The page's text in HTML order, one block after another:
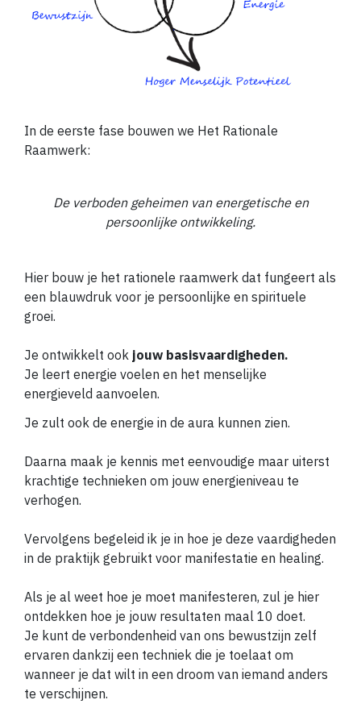
In de eerste fase bouwen we Het Rationale
Raamwerk:
De verboden geheimen van energetische en
persoonlijke ontwikkeling.
Hier bouw je het rationele raamwerk dat fungeert als
een blauwdruk voor je persoonlijke en spirituele
groei.
Je ontwikkelt ook jouw basisvaardigheden.
Je leert energie voelen en het menselijke
energieveld aanvoelen.
Je zult ook de energie in de aura kunnen zien.
Daarna maak je kennis met eenvoudige maar uiterst
krachtige technieken om jouw energieniveau te
verhogen.
Vervolgens begeleid ik je in hoe je deze vaardigheden
in de praktijk gebruikt voor manifestatie en healing.
Als je al weet hoe je moet manifesteren, zul je hier
ontdekken hoe je jouw resultaten maal 10 doet.
Je kunt de verbondenheid van ons bewustzijn zelf
ervaren dankzij een techniek die je toelaat om
wanneer je dat wilt in een droom van iemand anders
te verschijnen.